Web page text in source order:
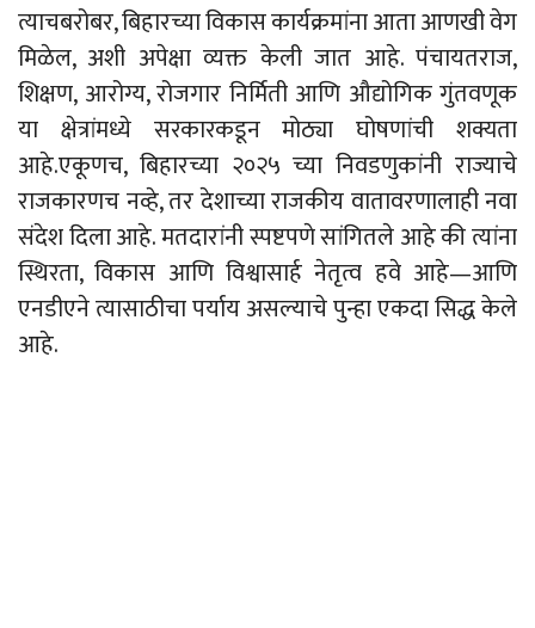
त्याचबरोबर, बिहारच्या विकास कार्यक्रमांना आता आणखी वेग
मिळेल, अशी अपेक्षा व्यक्त केली जात आहे. पंचायतराज,
शिक्षण, आरोग्य, रोजगार निर्मिती आणि औद्योगिक गुंतवणूक
या क्षेत्रांमध्ये सरकारकडून मोठ्या घोषणांची शक्यता
आहे.एकूणच, बिहारच्या २०२५ च्या निवडणुकांनी राज्याचे
राजकारणच नव्हे, तर देशाच्या राजकीय वातावरणालाही नवा
संदेश दिला आहे. मतदारांनी स्पष्टपणे सांगितले आहे की त्यांना
स्थिरता, विकास आणि विश्वासार्ह नेतृत्व हवे आहे—आणि
एनडीएने त्यासाठीचा पर्याय असल्याचे पुन्हा एकदा सिद्ध केले
आहे.